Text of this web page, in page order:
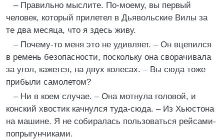
– Правильно мыслите. По-моему, вы первый
человек, который прилетел в Дьявольские Вилы за
те два месяца, что я здесь живу.
– Почему-то меня это не удивляет. – Он вцепился
в ремень безопасности, поскольку она сворачивала
за угол, кажется, на двух колесах. – Вы сюда тоже
прибыли самолетом?
– Ни в коем случае. – Она мотнула головой, и
конский хвостик качнулся туда-сюда. – Из Хьюстона
на машине. Я не собиралась пользоваться рейсами-
попрыгунчиками.